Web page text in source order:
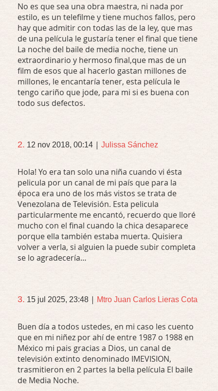
No es que sea una obra maestra, ni nada por
estilo, es un telefilme y tiene muchos fallos, pero
hay que admitir con todas las de la ley, que mas
de una película le gustaría tener el final que tiene
La noche del baile de media noche, tiene un
extraordinario y hermoso final,que mas de un
film de esos que al hacerlo gastan millones de
millones, le encantaría tener, esta película le
tengo cariño que jode, para mi si es buena con
todo sus defectos.
2. 12 nov 2018, 00:14 | Julissa Sánchez
Hola! Yo era tan solo una niña cuando vi ésta
pelicula por un canal de mi país que para la
época era uno de los más vistos se trata de
Venezolana de Televisión. Esta pelicula
particularmente me encantó, recuerdo que lloré
mucho con el final cuando la chica desaparece
porque ella también estaba muerta. Quisiera
volver a verla, si alguien la puede subir completa
se lo agradecería…
3. 15 jul 2025, 23:48 | Mtro Juan Carlos Lieras Cota
Buen día a todos ustedes, en mi caso les cuento
que en mi niñez por ahí de entre 1987 o 1988 en
México mi pais gracias a Dios, un canal de
televisión extinto denominado IMEVISION,
trasmitieron en 2 partes la bella película El baile
de Media Noche.